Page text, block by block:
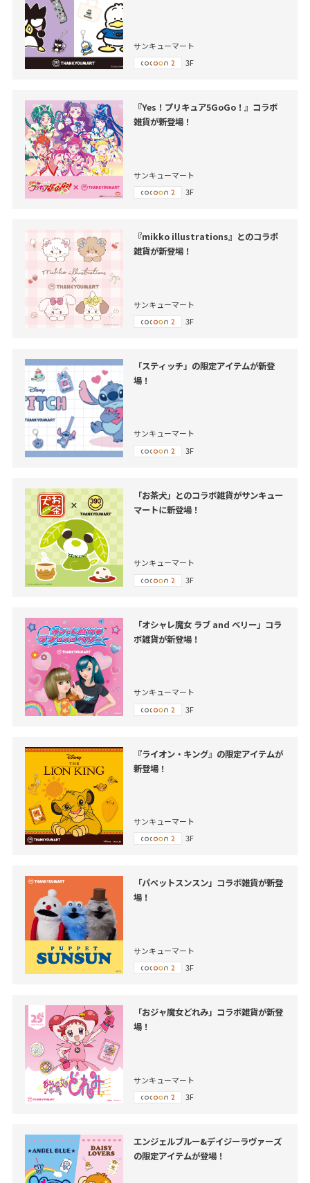
サンキューマート
3F
『Yes！プリキュア5GoGo！』コラボ
雑貨が新登場！
サンキューマート
3F
『mikko illustrations』とのコラボ
雑貨が新登場！
サンキューマート
3F
「スティッチ」の限定アイテムが新登
場！
サンキューマート
3F
「お茶犬」とのコラボ雑貨がサンキュー
マートに新登場！
サンキューマート
3F
「オシャレ魔女 ラブ and ベリー」コラ
ボ雑貨が新登場！
サンキューマート
3F
『ライオン・キング』の限定アイテムが
新登場！
サンキューマート
3F
「パペットスンスン」コラボ雑貨が新登
場！
サンキューマート
3F
「おジャ魔女どれみ」コラボ雑貨が新登
場！
サンキューマート
3F
エンジェルブルー&デイジーラヴァーズ
の限定アイテムが登場！